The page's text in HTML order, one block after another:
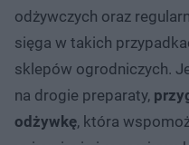
odżywczych oraz
sięga w takich
sklepów ogrodniczych.
na drogie preparaty,
odżywkę, która